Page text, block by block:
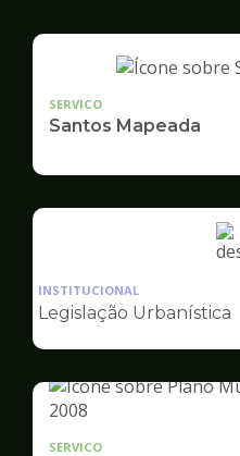
SERVICO
Santos Mapeada
INSTITUCIONAL
Legislação Urbanística
SERVICO